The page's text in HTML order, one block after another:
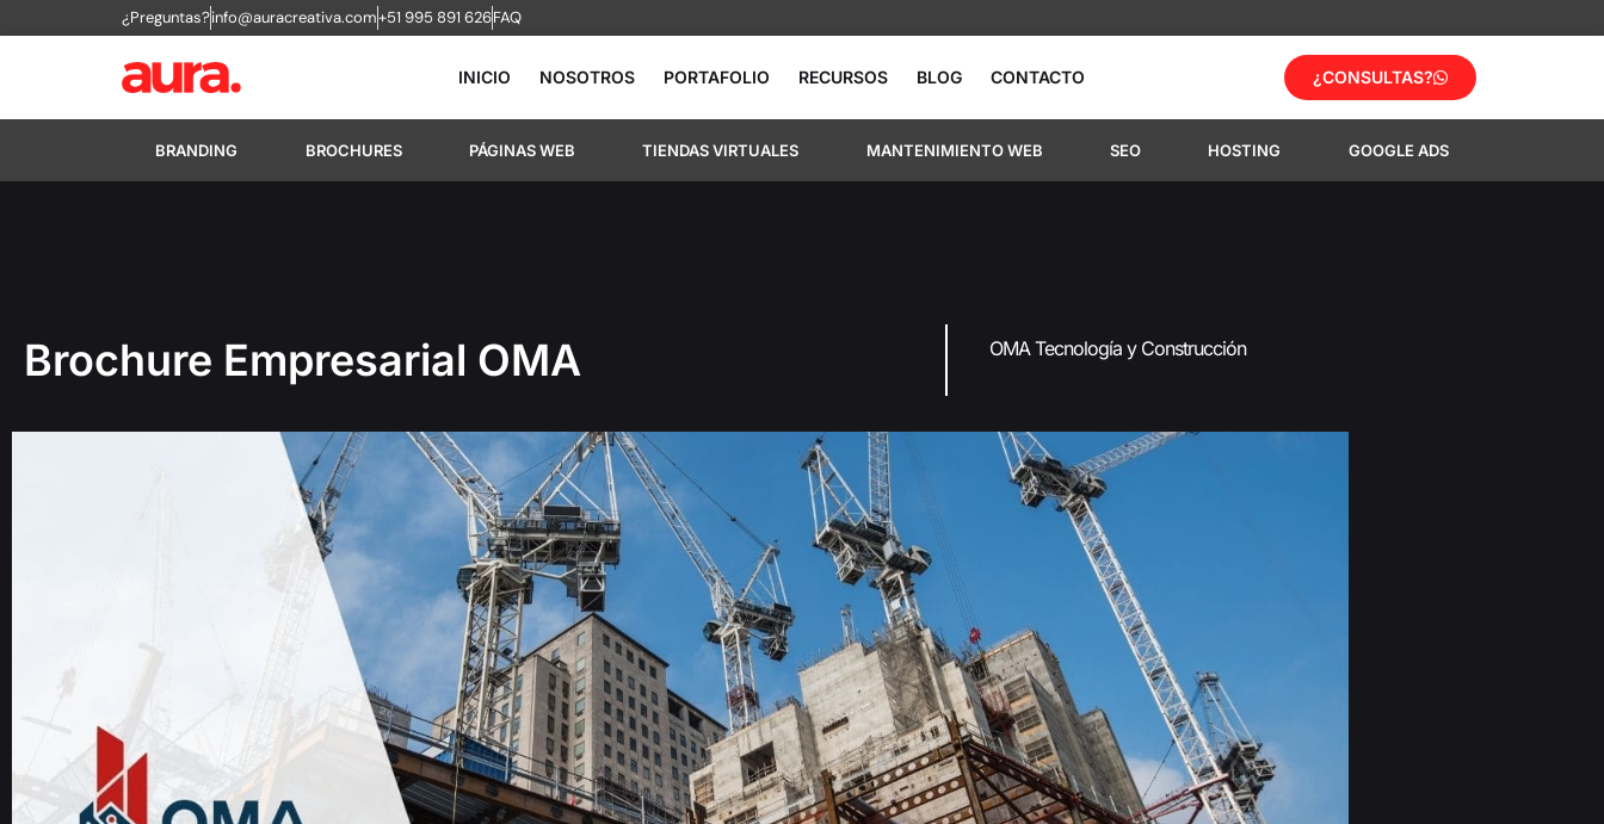
¿Preguntas?info@auracreativa.com+51 995 891 626FAQ
INICIO NOSOTROS PORTAFOLIO RECURSOS BLOG CONTACTO ¿CONSULTAS?
BRANDING BROCHURES PÁGINAS WEB TIENDAS VIRTUALES MANTENIMIENTO WEB SEO HOSTING GOOGLE ADS
Brochure Empresarial OMA OMA Tecnología y Construcción